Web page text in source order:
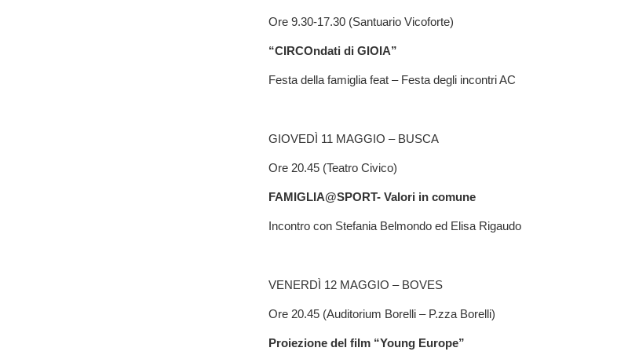
Ore 9.30-17.30 (Santuario Vicoforte)
“CIRCOndati di GIOIA”
Festa della famiglia feat – Festa degli incontri AC
GIOVEDÌ 11 MAGGIO – BUSCA
Ore 20.45 (Teatro Civico)
FAMIGLIA@SPORT- Valori in comune
Incontro con Stefania Belmondo ed Elisa Rigaudo
VENERDÌ 12 MAGGIO – BOVES
Ore 20.45 (Auditorium Borelli – P.zza Borelli)
Proiezione del film “Young Europe”